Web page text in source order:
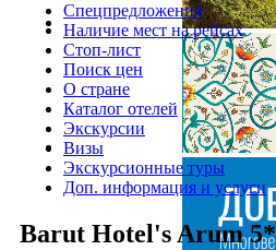
Спецпредложения
Наличие мест на рейсах
Стоп-лист
Поиск цен
О стране
Каталог отелей
Экскурсии
Визы
Экскурсионные туры
Доп. информация и услуги
Barut Hotel's Arum 5*